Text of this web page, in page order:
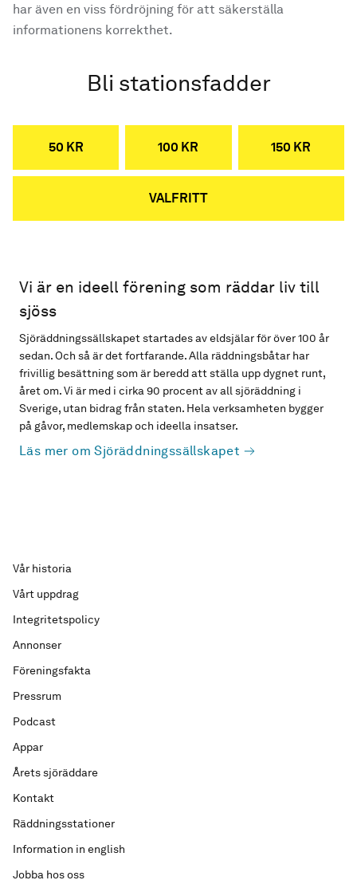
har även en viss fördröjning för att säkerställa
informationens korrekthet.
Bli stationsfadder
50 KR 100 KR 150 KR
VALFRITT
Vi är en ideell förening som räddar liv till
sjöss
Sjöräddningssällskapet startades av eldsjälar för över 100 år
sedan. Och så är det fortfarande. Alla räddningsbåtar har
frivillig besättning som är beredd att ställa upp dygnet runt,
året om. Vi är med i cirka 90 procent av all sjöräddning i
Sverige, utan bidrag från staten. Hela verksamheten bygger
på gåvor, medlemskap och ideella insatser.
Läs mer om Sjöräddningssällskapet
Vår historia
Vårt uppdrag
Integritetspolicy
Annonser
Föreningsfakta
Pressrum
Podcast
Appar
Årets sjöräddare
Kontakt
Räddningsstationer
Information in english
Jobba hos oss